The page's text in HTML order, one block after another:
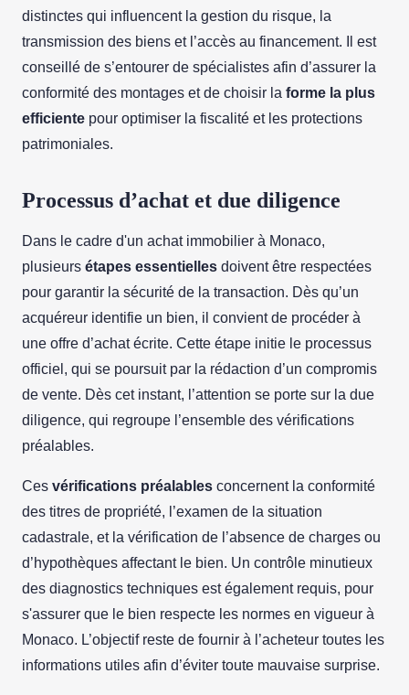
distinctes qui influencent la gestion du risque, la
transmission des biens et l’accès au financement. Il est
conseillé de s’entourer de spécialistes afin d’assurer la
conformité des montages et de choisir la forme la plus
efficiente pour optimiser la fiscalité et les protections
patrimoniales.
Processus d’achat et due diligence
Dans le cadre d'un achat immobilier à Monaco,
plusieurs étapes essentielles doivent être respectées
pour garantir la sécurité de la transaction. Dès qu’un
acquéreur identifie un bien, il convient de procéder à
une offre d’achat écrite. Cette étape initie le processus
officiel, qui se poursuit par la rédaction d’un compromis
de vente. Dès cet instant, l’attention se porte sur la due
diligence, qui regroupe l’ensemble des vérifications
préalables.
Ces vérifications préalables concernent la conformité
des titres de propriété, l’examen de la situation
cadastrale, et la vérification de l’absence de charges ou
d’hypothèques affectant le bien. Un contrôle minutieux
des diagnostics techniques est également requis, pour
s'assurer que le bien respecte les normes en vigueur à
Monaco. L’objectif reste de fournir à l’acheteur toutes les
informations utiles afin d’éviter toute mauvaise surprise.